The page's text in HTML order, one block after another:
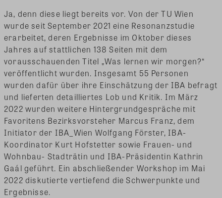
Ja, denn diese liegt bereits vor. Von der TU Wien
wurde seit September 2021 eine Resonanzstudie
erarbeitet, deren Ergebnisse im Oktober dieses
Jahres auf stattlichen 138 Seiten mit dem
vorausschauenden Titel „Was lernen wir morgen?“
veröffentlicht wurden. Insgesamt 55 Personen
wurden dafür über ihre Einschätzung der IBA befragt
und lieferten detailliertes Lob und Kritik. Im März
2022 wurden weitere Hintergrundgespräche mit
Favoritens Bezirksvorsteher Marcus Franz, dem
Initiator der IBA_Wien Wolfgang Förster, IBA-
Koordinator Kurt Hofstetter sowie Frauen- und
Wohnbau- Stadträtin und IBA-Präsidentin Kathrin
Gaál geführt. Ein abschließender Workshop im Mai
2022 diskutierte vertiefend die Schwerpunkte und
Ergebnisse.